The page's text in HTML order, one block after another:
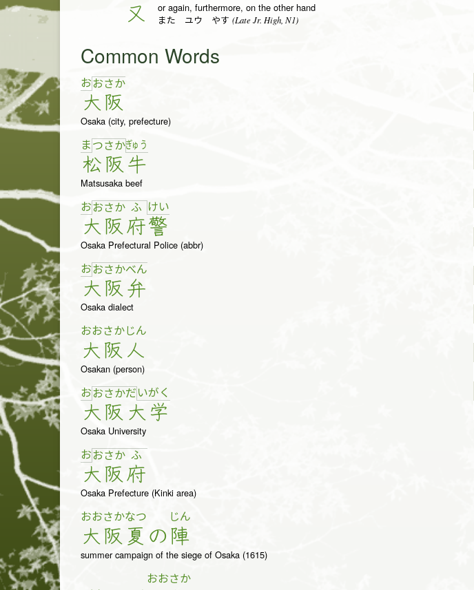
又 or again, furthermore, on the other hand
また ユウ やす (Late Jr. High, N1)
Common Words
おお
大
さか
阪
Osaka (city, prefecture)
ま つ
松
さか
阪
ぎゅ う
牛
Matsusaka beef
おお
大
さか
阪
ふ
府
けい
警
Osaka Prefectural Police (abbr)
おお
大
さか
阪
べん
弁
Osaka dialect
おお
大
さか
阪
じん
人
Osakan (person)
おお
大
さか
阪
だ い
大
が く
学
Osaka University
おお
大
さか
阪
ふ
府
Osaka Prefecture (Kinki area)
おお
大
さか
阪
なつ
夏 の
じん
陣
summer campaign of the siege of Osaka (1615)
おおさか